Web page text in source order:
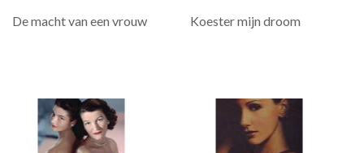
De macht van een vrouw Koester mijn droom